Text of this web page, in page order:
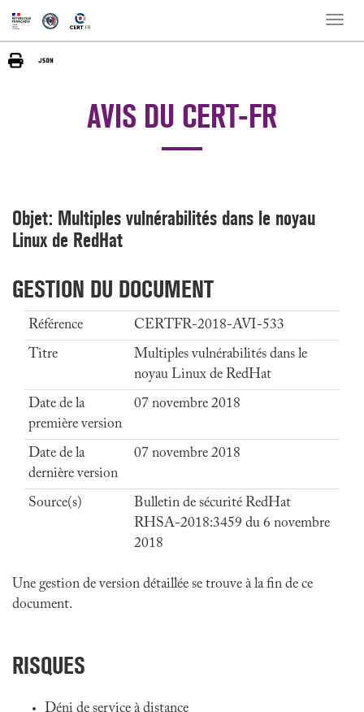
Toggle
AVIS DU CERT-FR
Objet: Multiples vulnérabilités dans le noyau
Linux de RedHat
GESTION DU DOCUMENT
Référence
CERTFR-2018-AVI-533
Titre
Multiples vulnérabilités dans le
noyau Linux de RedHat
Date de la
première version
07 novembre 2018
Date de la
dernière version
07 novembre 2018
Source(s)
Bulletin de sécurité RedHat
RHSA-2018:3459 du 6 novembre
2018
Une gestion de version détaillée se trouve à la fin de ce
document.
RISQUES
Déni de service à distance